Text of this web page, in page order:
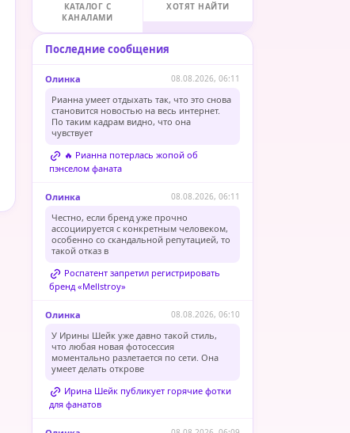
КАТАЛОГ С
КАНАЛАМИ
ХОТЯТ НАЙТИ
Последние сообщения
Олинка 08.08.2026, 06:11
Рианна умеет отдыхать так, что это снова
становится новостью на весь интернет.
По таким кадрам видно, что она
чувствует
🔥 Рианна потерлась жопой об
пэнселом фаната
Олинка 08.08.2026, 06:11
Честно, если бренд уже прочно
ассоциируется с конкретным человеком,
особенно со скандальной репутацией, то
такой отказ в
Роспатент запретил регистрировать
бренд «Mellstroy»
Олинка 08.08.2026, 06:10
У Ирины Шейк уже давно такой стиль,
что любая новая фотосессия
моментально разлетается по сети. Она
умеет делать открове
Ирина Шейк публикует горячие фотки
для фанатов